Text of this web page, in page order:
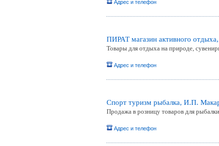
Адрес и телефон
ПИРАТ магазин активного
Товары для отдыха на природе,
Адрес и телефон
Спорт туризм рыбалка, И.П.
Продажа в розницу товаров для
Адрес и телефон